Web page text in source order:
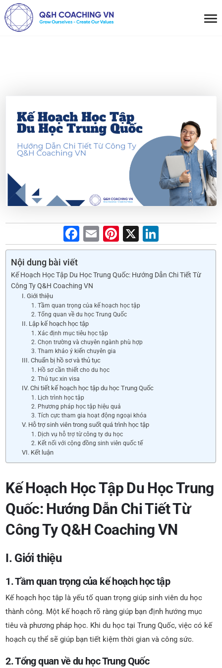
F
a
e
o
o
k
E
m
l
Pi
nt
e
X
n
e
Nội dung bài viết
Kế Hoạch Học Tập Du Học Trung Quốc: Hướng Dẫn Chi Tiết Từ
Công Ty Q&H Coaching VN
I. Giới thiệu
1. Tầm quan trọng của kế hoạch học tập
2. Tổng quan về du học Trung Quốc
II. Lập kế hoạch học tập
1. Xác định mục tiêu học tập
2. Chọn trường và chuyên ngành phù hợp
3. Tham khảo ý kiến chuyên gia
III. Chuẩn bị hồ sơ và thủ tục
1. Hồ sơ cần thiết cho du học
2. Thủ tục xin visa
IV. Chi tiết kế hoạch học tập du học Trung Quốc
1. Lịch trình học tập
2. Phương pháp học tập hiệu quả
3. Tích cực tham gia hoạt động ngoại khóa
V. Hỗ trợ sinh viên trong suốt quá trình học tập
1. Dịch vụ hỗ trợ từ công ty du học
2. Kết nối với cộng đồng sinh viên quốc tế
VI. Kết luận
Kế Hoạch Học Tập Du Học Trung
Quốc: Hướng Dẫn Chi Tiết Từ
Công Ty Q&H Coaching VN
I. Giới thiệu
1. Tầm quan trọng của kế hoạch học tập
Kế hoạch học tập là yếu tố quan trọng giúp sinh viên du học
thành công. Một kế hoạch rõ ràng giúp bạn định hướng mục
tiêu và phương pháp học. Khi du học tại Trung Quốc, việc có kế
hoạch cụ thể sẽ giúp bạn tiết kiệm thời gian và công sức.
2. Tổng quan về du học Trung Quốc